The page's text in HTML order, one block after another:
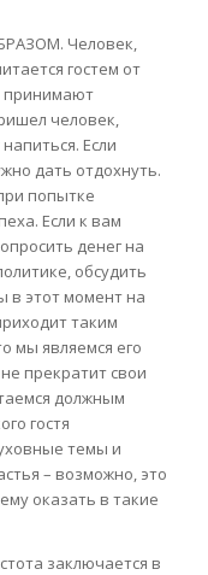
Человек,
гостем от
принимают
человек,
Если
дать отдохнуть.
попытке
Если к вам
денег на
обсудить
в этот момент на
таким
мы являемся его
прекратит свои
должным
гостя
темы и
– возможно, это
оказать в такие
заключается в